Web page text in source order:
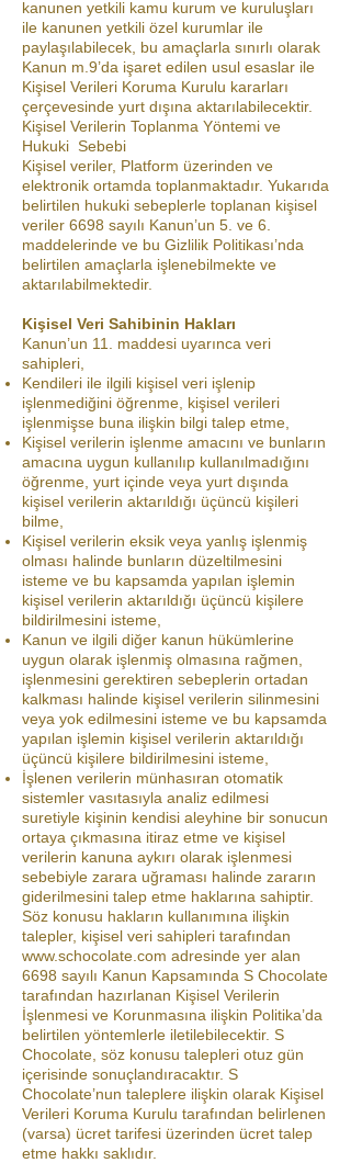
kanunen yetkili kamu kurum ve kuruluşları
ile kanunen yetkili özel kurumlar ile
paylaşılabilecek, bu amaçlarla sınırlı olarak
Kanun m.9’da işaret edilen usul esaslar ile
Kişisel Verileri Koruma Kurulu kararları
çerçevesinde yurt dışına aktarılabilecektir.
Kişisel Verilerin Toplanma Yöntemi ve
Hukuki Sebebi
Kişisel veriler, Platform üzerinden ve
elektronik ortamda toplanmaktadır. Yukarıda
belirtilen hukuki sebeplerle toplanan kişisel
veriler 6698 sayılı Kanun’un 5. ve 6.
maddelerinde ve bu Gizlilik Politikası’nda
belirtilen amaçlarla işlenebilmekte ve
aktarılabilmektedir.
Kişisel Veri Sahibinin Hakları
Kanun’un 11. maddesi uyarınca veri
sahipleri,
Kendileri ile ilgili kişisel veri işlenip
işlenmediğini öğrenme, kişisel verileri
işlenmişse buna ilişkin bilgi talep etme,
Kişisel verilerin işlenme amacını ve bunların
amacına uygun kullanılıp kullanılmadığını
öğrenme, yurt içinde veya yurt dışında
kişisel verilerin aktarıldığı üçüncü kişileri
bilme,
Kişisel verilerin eksik veya yanlış işlenmiş
olması halinde bunların düzeltilmesini
isteme ve bu kapsamda yapılan işlemin
kişisel verilerin aktarıldığı üçüncü kişilere
bildirilmesini isteme,
Kanun ve ilgili diğer kanun hükümlerine
uygun olarak işlenmiş olmasına rağmen,
işlenmesini gerektiren sebeplerin ortadan
kalkması halinde kişisel verilerin silinmesini
veya yok edilmesini isteme ve bu kapsamda
yapılan işlemin kişisel verilerin aktarıldığı
üçüncü kişilere bildirilmesini isteme,
İşlenen verilerin münhasıran otomatik
sistemler vasıtasıyla analiz edilmesi
suretiyle kişinin kendisi aleyhine bir sonucun
ortaya çıkmasına itiraz etme ve kişisel
verilerin kanuna aykırı olarak işlenmesi
sebebiyle zarara uğraması halinde zararın
giderilmesini talep etme haklarına sahiptir.
Söz konusu hakların kullanımına ilişkin
talepler, kişisel veri sahipleri tarafından
www.schocolate.com adresinde yer alan
6698 sayılı Kanun Kapsamında S Chocolate
tarafından hazırlanan Kişisel Verilerin
İşlenmesi ve Korunmasına ilişkin Politika’da
belirtilen yöntemlerle iletilebilecektir. S
Chocolate, söz konusu talepleri otuz gün
içerisinde sonuçlandıracaktır. S
Chocolate’nun taleplere ilişkin olarak Kişisel
Verileri Koruma Kurulu tarafından belirlenen
(varsa) ücret tarifesi üzerinden ücret talep
etme hakkı saklıdır.